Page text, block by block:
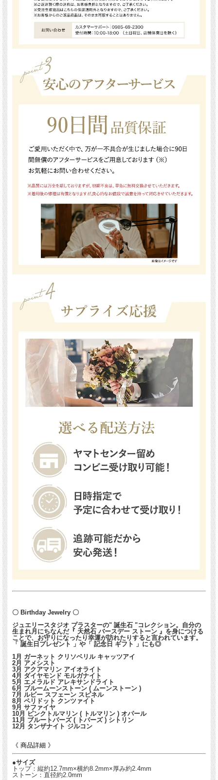
〇 Birthday Jewelry 〇
ジュエリースタジオ プラスターの" 誕生石 "コレクション。自分の
生まれ月にちなんだ『 天然石 バースデー ストーン 』を身につける
ことで、お守りになったり幸運が訪れたりすると言われています。
「 誕生日プレゼント 」や「 記念日 ギフト 」にも◎
1月 ガーネット クリソベリル キャッツアイ
2月 アメシスト
3月 アクアマリン アイオライト
4月 ダイヤモンド モルガナイト
5月 エメラルド アレキサンドライト
6月 ブルームーンストーン ( ムーンストーン )
7月 ルビー スフェーン スピネル
8月 ペリドット クンツァイト
9月 サファイヤ
10月 ピンクトルマリン ( トルマリン ) オパール
11月 ブルートパーズ ( トパーズ ) シトリン
12月 タンザナイト ジルコン
《 商品詳細 》
●サイズ
トップ：縦約12.7mm×横約8.2mm×厚み約2.4mm
ストーン：直径約2.0mm